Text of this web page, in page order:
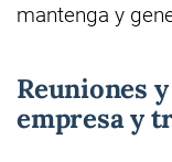
mantenga y
Reuniones
empresa y